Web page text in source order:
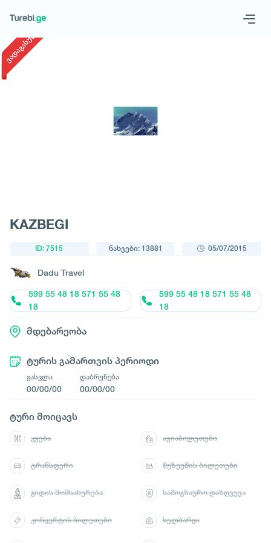
მოითხოვე ტური
ვადაგასული
KAZBEGI
ID: 7515 ნახვები: 13881 05/07/2015
Dadu Travel
599 55 48 18 571 55 48
18
599 55 48 18 571 55 48
18
მდებარეობა
ტურის გამართვის პერიოდი
გასვლა
00/00/00
დაბრუნება
00/00/00
ტური მოიცავს
კვება ავიაბილეთები
ტრანსფერი მუზეუმის ბილეთები
გიდის მომსახურება სამოგზაურო დაზღვევა
კონცერტის ბილეთები ხელბარგი